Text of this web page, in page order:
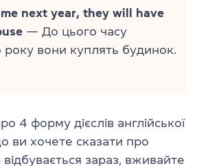
next year, they will have
— До цього часу
року вони куплять будинок.
4 форму дієслів англійської
ви хочете сказати про
зараз, вживайте